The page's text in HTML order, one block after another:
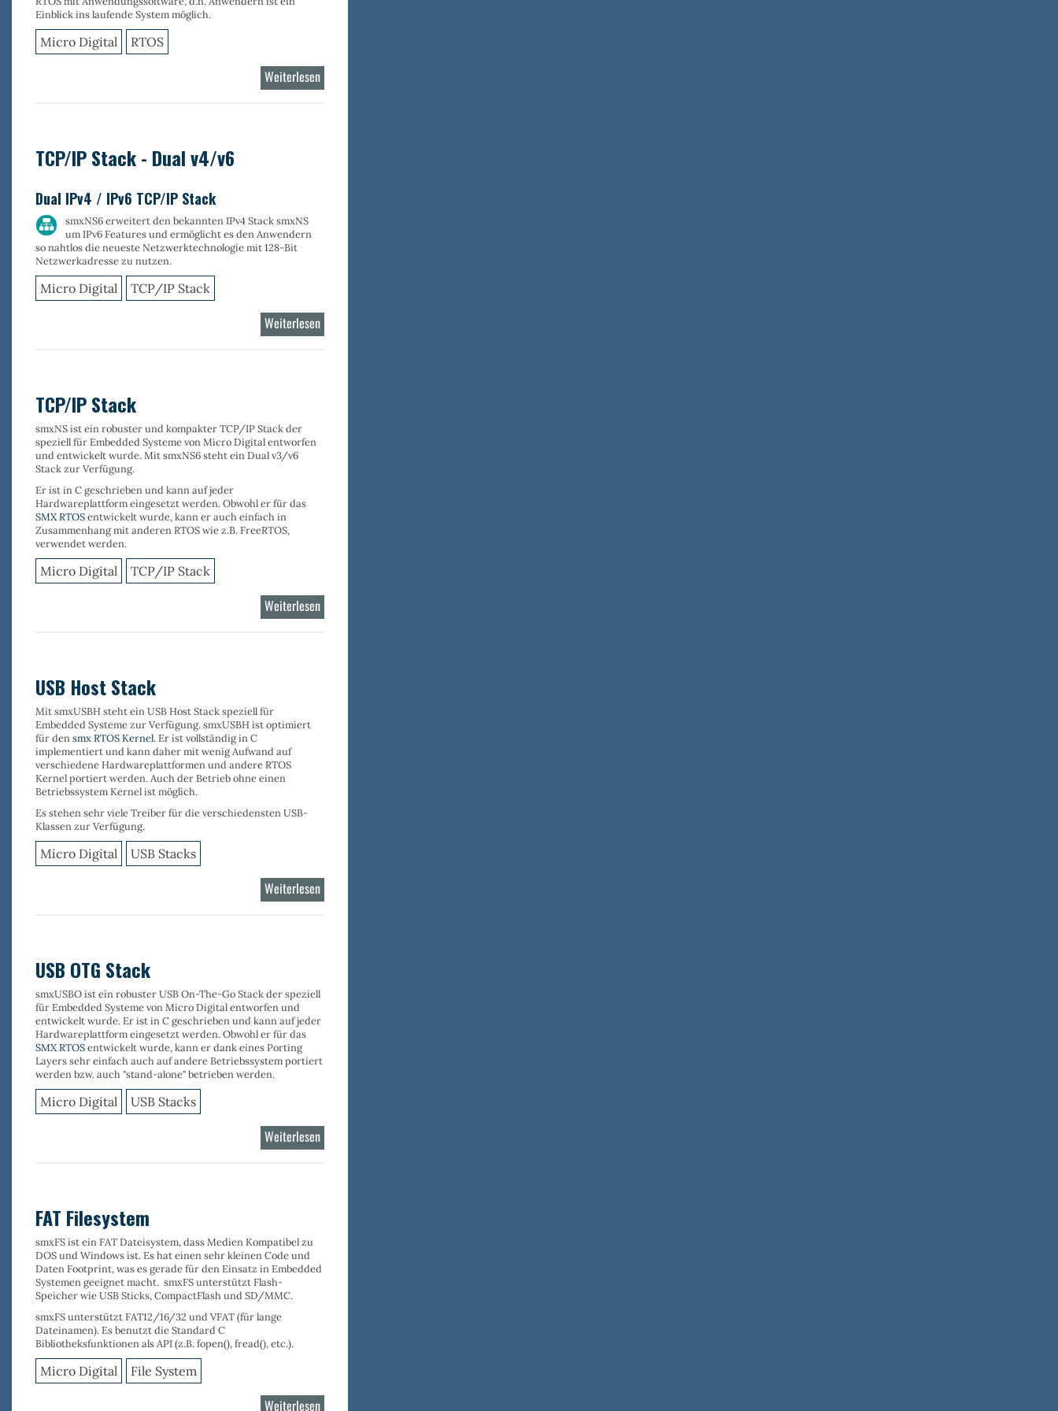
Einblick ins laufende System möglich.
Micro Digital RTOS
Weiterlesenüber
smxAware
TCP/IP Stack - Dual v4/v6
Dual IPv4 / IPv6 TCP/IP Stack
smxNS6 erweitert den bekannten IPv4 Stack smxNS
um IPv6 Features und ermöglicht es den Anwendern
so nahtlos die neueste Netzwerktechnologie mit 128-Bit
Netzwerkadresse zu nutzen.
Micro Digital TCP/IP Stack
Weiterlesenüber
TCP/IP
TCP/IP Stack
smxNSist ein robuster und kompakterTCP/IP Stackder
speziell für Embedded Systemevon Micro Digital entworfen
und entwickelt wurde. Mit smxNS6 steht ein Dual v3/v6
Stack zur Verfügung.
Er ist in C geschrieben und kann auf jeder
Hardwareplattform eingesetzt werden. Obwohl er für das
SMX RTOSentwickelt wurde, kann er auch einfach in
Zusammenhang mit anderen RTOS wie z.B. FreeRTOS,
verwendet werden.
Micro Digital TCP/IP Stack
Weiterlesenüber
TCP/IP
USB Host Stack
MitsmxUSBH steht ein USB Host Stack speziell für
Embedded Systeme zur Verfügung. smxUSBH ist optimiert
für den smx RTOS Kernel. Er ist vollständig in C
implementiert und kann daher mit wenig Aufwand auf
verschiedene Hardwareplattformen und andere RTOS
Kernel portiert werden. Auch der Betrieb ohne einen
Betriebssystem Kernel ist möglich.
Es stehen sehr vieleTreiberfür die verschiedensten USB-
Klassen zur Verfügung.
Micro Digital USB Stacks
Weiterlesenüber
USB
USB OTG Stack
smxUSBOist ein robusterUSB On-The-Go Stackder speziell
für Embedded Systeme von Micro Digital entworfen und
entwickelt wurde. Er ist in C geschrieben und kann auf jeder
Hardwareplattform eingesetzt werden. Obwohl er für das
SMX RTOSentwickelt wurde, kann er dank eines Porting
Layers sehr einfach auch auf andere Betriebssystem portiert
werden bzw. auch "stand-alone" betrieben werden.
Micro Digital USB Stacks
Weiterlesenüber
USB
FAT Filesystem
smxFSist ein FAT Dateisystem, dass Medien Kompatibel zu
DOS und Windows ist. Es hat einen sehr kleinen Code und
Daten Footprint, was es gerade für den Einsatz in Embedded
Systemen geeignet macht. smxFSunterstützt Flash-
Speicher wieUSB Sticks, CompactFlash und SD/MMC.
smxFSunterstütztFAT12/16/32und VFAT(für lange
Dateinamen). Es benutzt die Standard C
Bibliotheksfunktionen als API (z.B. fopen(), fread(), etc.).
Micro Digital File System
Weiterlesenüber